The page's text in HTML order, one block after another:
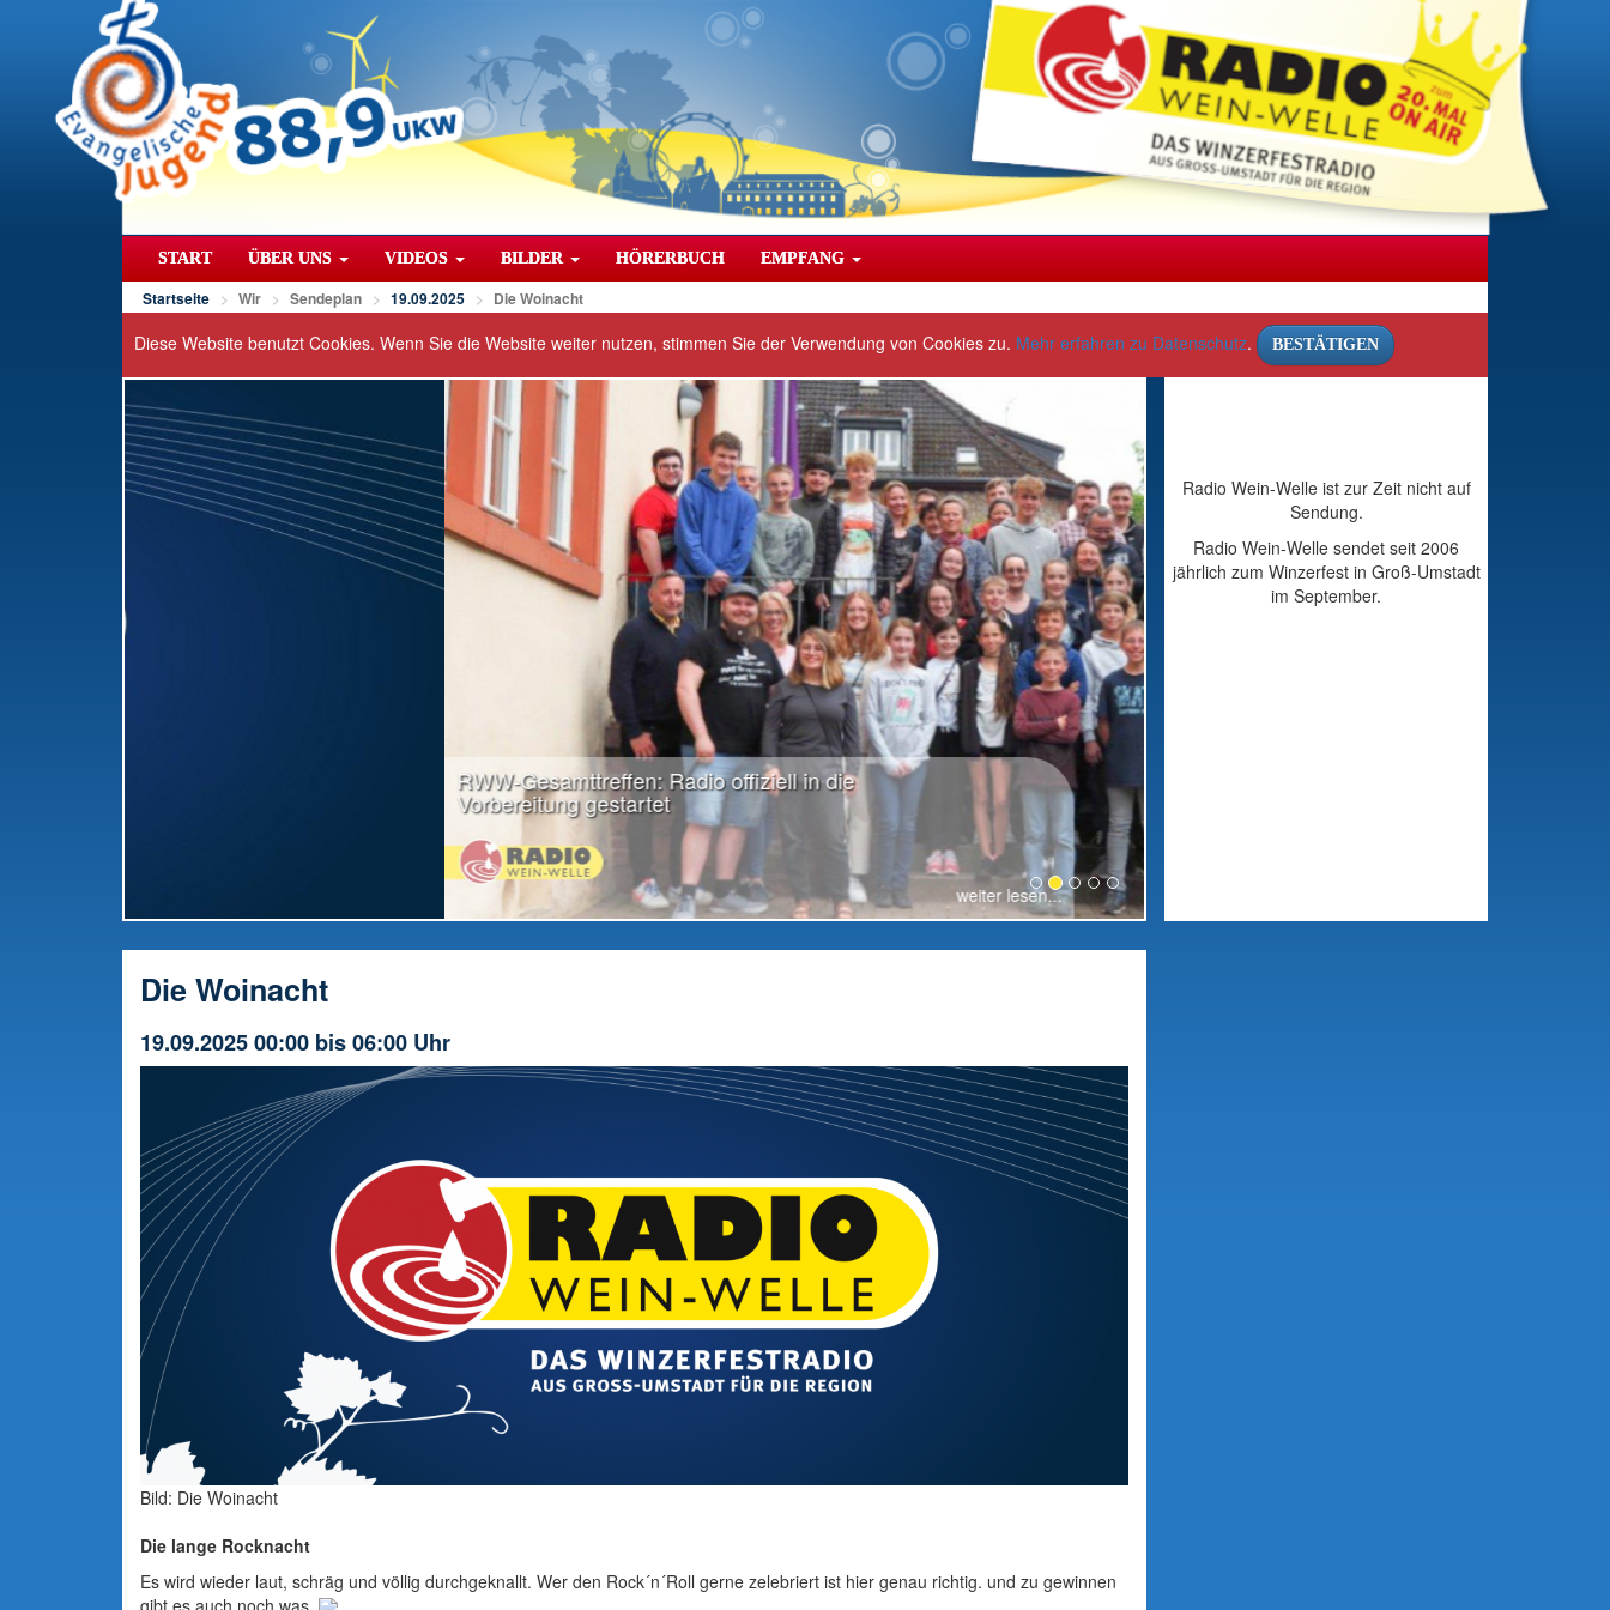
START ÜBER UNS VIDEOS BILDER HÖRERBUCH EMPFANG
Startseite Wir Sendeplan 19.09.2025 Die Woinacht
Diese Website benutzt Cookies. Wenn Sie die Website weiter nutzen, stimmen Sie der Verwendung von Cookies zu. Mehr erfahren zu Datenschutz. BESTÄTIGEN
RWW-Gesamttreffen: Radio offiziell in die
weiter lesen...
Radio Wein-Welle ist zur Zeit nicht auf
Sendung.
Radio Wein-Welle sendet seit 2006
jährlich zum Winzerfest in Groß-Umstadt
im September.
Die Woinacht
19.09.2025 00:00 bis 06:00 Uhr
Bild: Die Woinacht
Die lange Rocknacht
Es wird wieder laut, schräg und völlig durchgeknallt. Wer den Rock´n´Roll gerne zelebriert ist hier genau richtig. und zu gewinnen